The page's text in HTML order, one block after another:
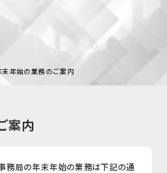
末年始の業務のご案内
案内
務局の年末年始の業務は下記の通